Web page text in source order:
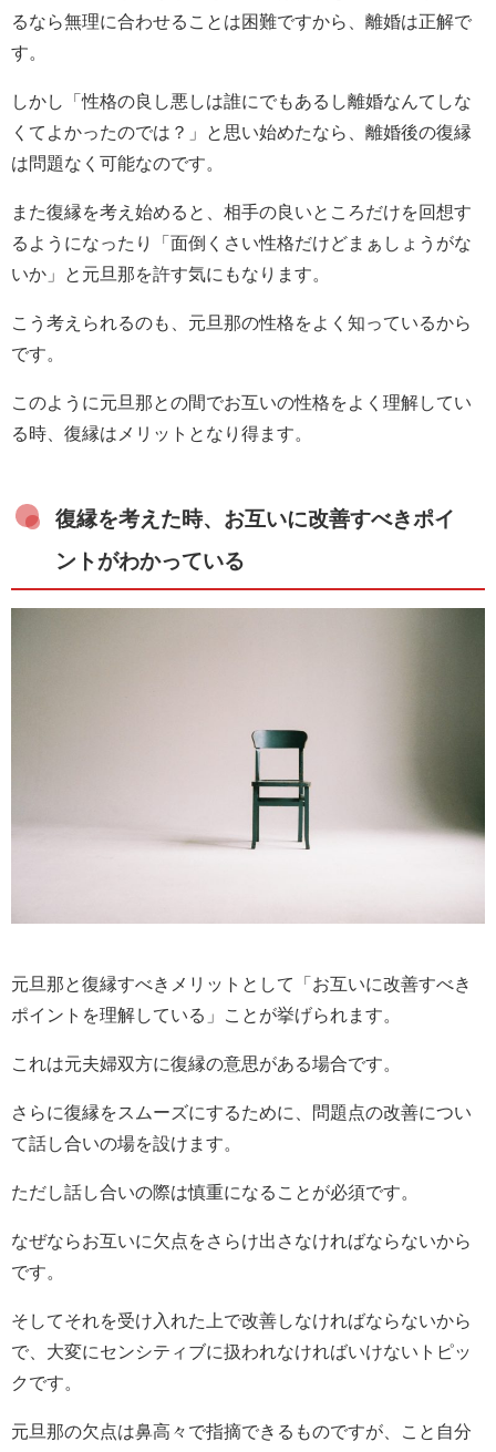
るなら無理に合わせることは困難ですから、離婚は正解で
す。
しかし「性格の良し悪しは誰にでもあるし離婚なんてしな
くてよかったのでは？」と思い始めたなら、離婚後の復縁
は問題なく可能なのです。
また復縁を考え始めると、相手の良いところだけを回想す
るようになったり「面倒くさい性格だけどまぁしょうがな
いか」と元旦那を許す気にもなります。
こう考えられるのも、元旦那の性格をよく知っているから
です。
このように元旦那との間でお互いの性格をよく理解してい
る時、復縁はメリットとなり得ます。
復縁を考えた時、お互いに改善すべきポイ
ントがわかっている
元旦那と復縁すべきメリットとして「お互いに改善すべき
ポイントを理解している」ことが挙げられます。
これは元夫婦双方に復縁の意思がある場合です。
さらに復縁をスムーズにするために、問題点の改善につい
て話し合いの場を設けます。
ただし話し合いの際は慎重になることが必須です。
なぜならお互いに欠点をさらけ出さなければならないから
です。
そしてそれを受け入れた上で改善しなければならないから
で、大変にセンシティブに扱われなければいけないトピッ
クです。
元旦那の欠点は鼻高々で指摘できるものですが、こと自分